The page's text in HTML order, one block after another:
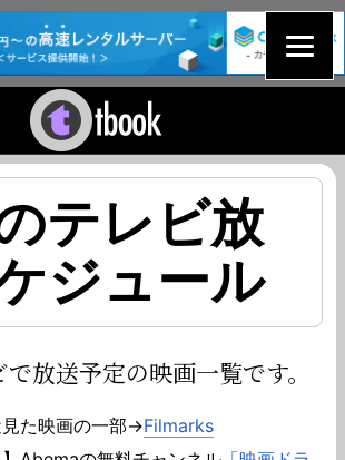
テレビ放
ジュール
放送予定の映画一覧です。
た映画の一部→Filmarks